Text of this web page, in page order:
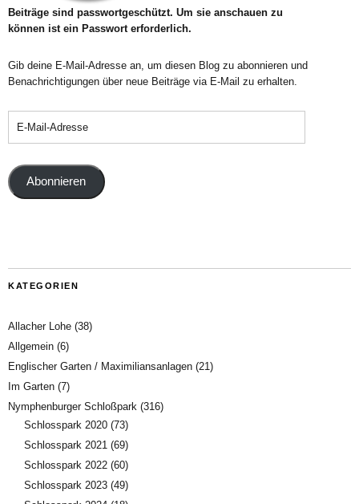
Beiträge sind passwortgeschützt. Um sie anschauen zu
können ist ein Passwort erforderlich.
Gib deine E-Mail-Adresse an, um diesen Blog zu abonnieren und
Benachrichtigungen über neue Beiträge via E-Mail zu erhalten.
Abonnieren
KATEGORIEN
Allacher Lohe (38)
Allgemein (6)
Englischer Garten / Maximiliansanlagen (21)
Im Garten (7)
Nymphenburger Schloßpark (316)
Schlosspark 2020 (73)
Schlosspark 2021 (69)
Schlosspark 2022 (60)
Schlosspark 2023 (49)